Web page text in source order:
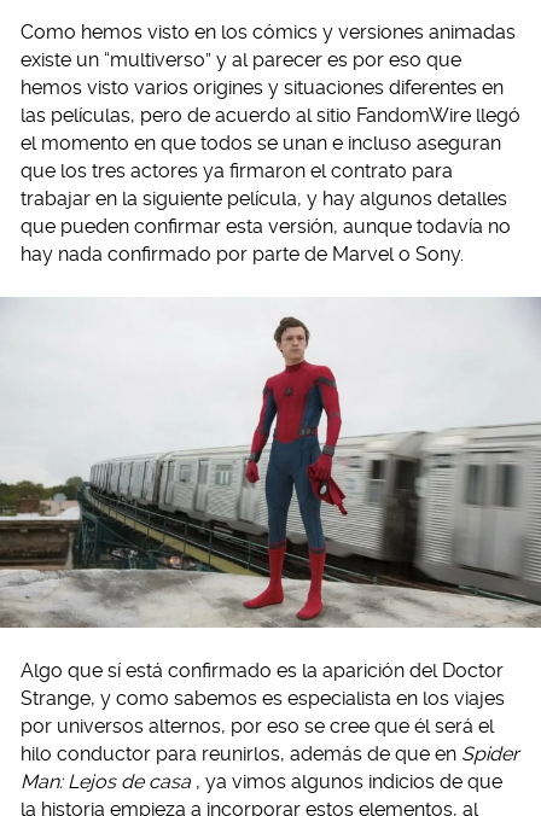
Como hemos visto en los cómics y versiones animadas
existe un “multiverso” y al parecer es por eso que
hemos visto varios origines y situaciones diferentes en
las películas, pero de acuerdo al sitio FandomWire llegó
el momento en que todos se unan e incluso aseguran
que los tres actores ya firmaron el contrato para
trabajar en la siguiente película, y hay algunos detalles
que pueden confirmar esta versión, aunque todavía no
hay nada confirmado por parte de Marvel o Sony.
Algo que sí está confirmado es la aparición del Doctor
Strange, y como sabemos es especialista en los viajes
por universos alternos, por eso se cree que él será el
hilo conductor para reunirlos, además de que en Spider
Man: Lejos de casa , ya vimos algunos indicios de que
la historia empieza a incorporar estos elementos, al